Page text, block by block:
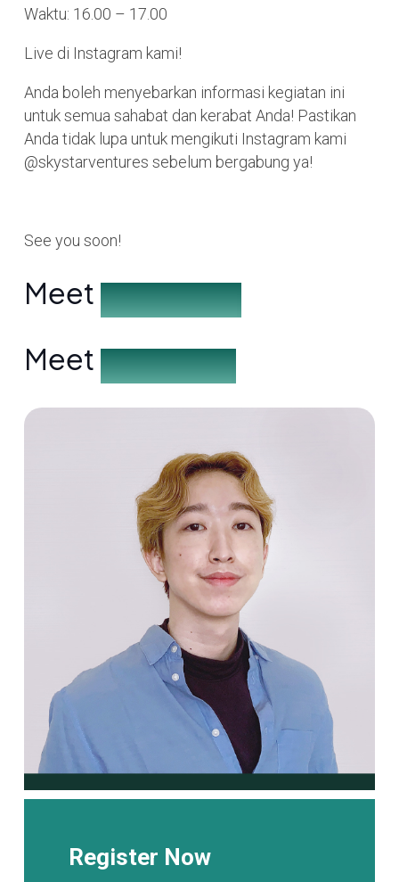
Waktu: 16.00 – 17.00
Live di Instagram kami!
Anda boleh menyebarkan informasi kegiatan ini
untuk semua sahabat dan kerabat Anda! Pastikan
Anda tidak lupa untuk mengikuti Instagram kami
@skystarventures sebelum bergabung ya!
See you soon!
Meet the Speakers
Meet the Partners
Register Now